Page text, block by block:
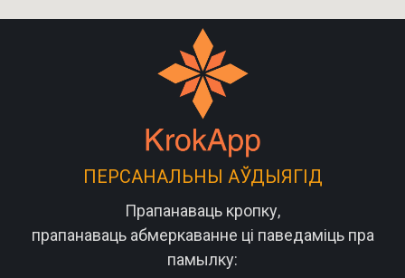
ПЕРСАНАЛЬНЫ АЎДЫЯГІД
Прапанаваць кропку,
прапанаваць абмеркаванне ці паведаміць пра
памылку: